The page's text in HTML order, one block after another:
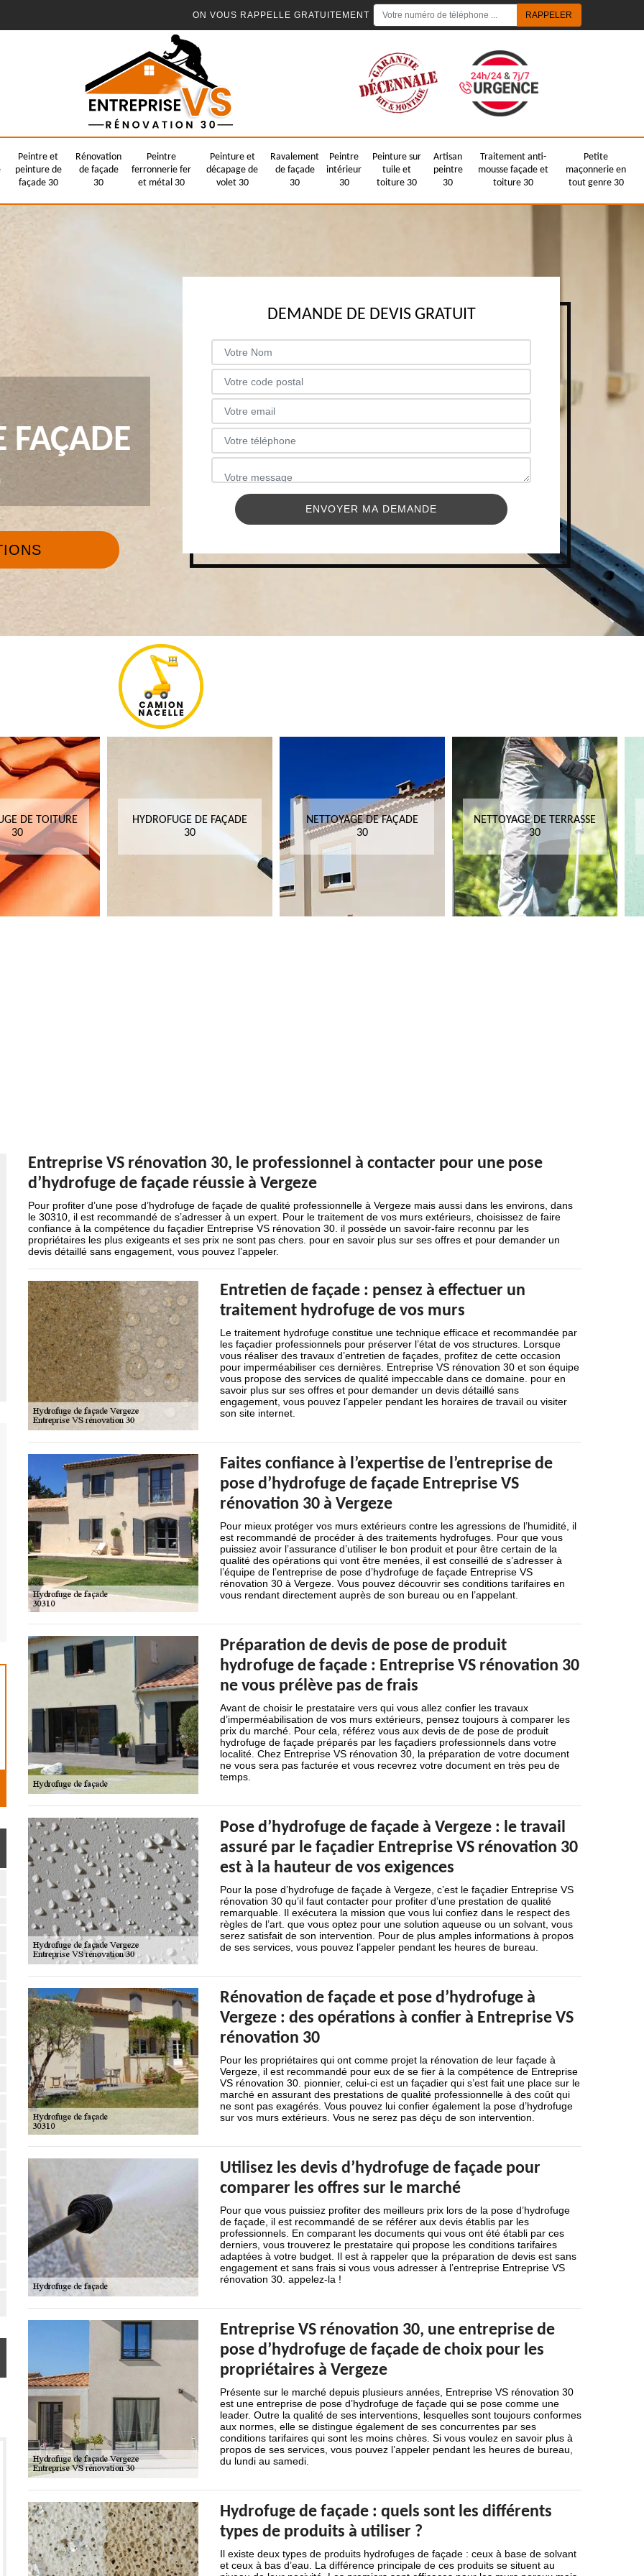
ON VOUS RAPPELLE GRATUITEMENT
Peintre et
peinture de
façade 30
Rénovation
de façade
30
Peintre
ferronnerie fer
et métal 30
Peinture et
décapage de
volet 30
Ravalement
de façade
30
Peintre
intérieur
30
Peinture sur
tuile et
toiture 30
Artisan
peintre
30
Traitement anti-
mousse façade et
toiture 30
Petite
maçonnerie en
tout genre 30
FAÇADE
DEMANDE DE DEVIS GRATUIT
DE TOITURE
30
HYDROFUGE DE FAÇADE
30
NETTOYAGE DE FAÇADE
30
NETTOYAGE DE TERRASSE
30
Entreprise VS rénovation 30, le professionnel à contacter pour une pose
d’hydrofuge de façade réussie à Vergeze
Pour profiter d’une pose d’hydrofuge de façade de qualité professionnelle à Vergeze mais aussi dans les environs, dans
le 30310, il est recommandé de s’adresser à un expert. Pour le traitement de vos murs extérieurs, choisissez de faire
confiance à la compétence du façadier Entreprise VS rénovation 30. il possède un savoir-faire reconnu par les
propriétaires les plus exigeants et ses prix ne sont pas chers. pour en savoir plus sur ses offres et pour demander un
devis détaillé sans engagement, vous pouvez l’appeler.
Entretien de façade : pensez à effectuer un
traitement hydrofuge de vos murs
Le traitement hydrofuge constitue une technique efficace et recommandée par
les façadier professionnels pour préserver l’état de vos structures. Lorsque
vous réaliser des travaux d’entretien de façades, profitez de cette occasion
pour imperméabiliser ces dernières. Entreprise VS rénovation 30 et son équipe
vous propose des services de qualité impeccable dans ce domaine. pour en
savoir plus sur ses offres et pour demander un devis détaillé sans
engagement, vous pouvez l’appeler pendant les horaires de travail ou visiter
son site internet.
Faites confiance à l’expertise de l’entreprise de
pose d’hydrofuge de façade Entreprise VS
rénovation 30 à Vergeze
Pour mieux protéger vos murs extérieurs contre les agressions de l’humidité, il
est recommandé de procéder à des traitements hydrofuges. Pour que vous
puissiez avoir l’assurance d’utiliser le bon produit et pour être certain de la
qualité des opérations qui vont être menées, il est conseillé de s’adresser à
l’équipe de l’entreprise de pose d’hydrofuge de façade Entreprise VS
rénovation 30 à Vergeze. Vous pouvez découvrir ses conditions tarifaires en
vous rendant directement auprès de son bureau ou en l’appelant.
Préparation de devis de pose de produit
hydrofuge de façade : Entreprise VS rénovation 30
ne vous prélève pas de frais
Avant de choisir le prestataire vers qui vous allez confier les travaux
d’imperméabilisation de vos murs extérieurs, pensez toujours à comparer les
prix du marché. Pour cela, référez vous aux devis de de pose de produit
hydrofuge de façade préparés par les façadiers professionnels dans votre
localité. Chez Entreprise VS rénovation 30, la préparation de votre document
ne vous sera pas facturée et vous recevrez votre document en très peu de
temps.
Pose d’hydrofuge de façade à Vergeze : le travail
assuré par le façadier Entreprise VS rénovation 30
est à la hauteur de vos exigences
Pour la pose d’hydrofuge de façade à Vergeze, c’est le façadier Entreprise VS
rénovation 30 qu’il faut contacter pour profiter d’une prestation de qualité
remarquable. Il exécutera la mission que vous lui confiez dans le respect des
règles de l’art. que vous optez pour une solution aqueuse ou un solvant, vous
serez satisfait de son intervention. Pour de plus amples informations à propos
de ses services, vous pouvez l’appeler pendant les heures de bureau.
Rénovation de façade et pose d’hydrofuge à
Vergeze : des opérations à confier à Entreprise VS
rénovation 30
Pour les propriétaires qui ont comme projet la rénovation de leur façade à
Vergeze, il est recommandé pour eux de se fier à la compétence de Entreprise
VS rénovation 30. pionnier, celui-ci est un façadier qui s’est fait une place sur le
marché en assurant des prestations de qualité professionnelle à des coût qui
ne sont pas exagérés. Vous pouvez lui confier également la pose d’hydrofuge
sur vos murs extérieurs. Vous ne serez pas déçu de son intervention.
Utilisez les devis d’hydrofuge de façade pour
comparer les offres sur le marché
Pour que vous puissiez profiter des meilleurs prix lors de la pose d’hydrofuge
de façade, il est recommandé de se référer aux devis établis par les
professionnels. En comparant les documents qui vous ont été établi par ces
derniers, vous trouverez le prestataire qui propose les conditions tarifaires
adaptées à votre budget. Il est à rappeler que la préparation de devis est sans
engagement et sans frais si vous vous adresser à l’entreprise Entreprise VS
rénovation 30. appelez-la !
Entreprise VS rénovation 30, une entreprise de
pose d’hydrofuge de façade de choix pour les
propriétaires à Vergeze
Présente sur le marché depuis plusieurs années, Entreprise VS rénovation 30
est une entreprise de pose d’hydrofuge de façade qui se pose comme une
leader. Outre la qualité de ses interventions, lesquelles sont toujours conformes
aux normes, elle se distingue également de ses concurrentes par ses
conditions tarifaires qui sont les moins chères. Si vous voulez en savoir plus à
propos de ses services, vous pouvez l’appeler pendant les heures de bureau,
du lundi au samedi.
Hydrofuge de façade : quels sont les différents
types de produits à utiliser ?
Il existe deux types de produits hydrofuges de façade : ceux à base de solvant
et ceux à bas d’eau. La différence principale de ces produits se situent au